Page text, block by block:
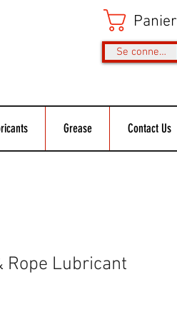
Panier
Se connecter
Grease Contact Us
Rope Lubricant